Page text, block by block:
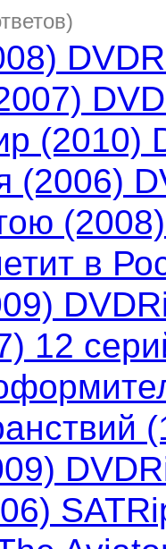
(2010)
(2006)
в
12